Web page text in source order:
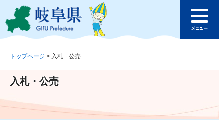
ジ
ュ
文
このページの本文へ
ュ
トップページ > 入札・公売
入札・公売